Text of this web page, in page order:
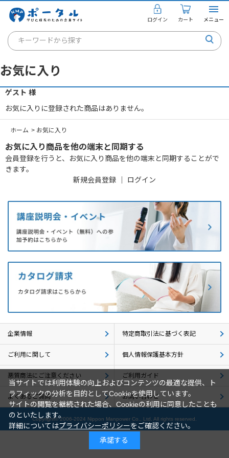
ログイン カート メニュー
キーワードから探す
通信講座
キャリアコンサルタント
書籍・教材
講座を探す
お知らせ
ご利用ガイド
個人のお客様
企業情報
採用情報
閉じる
お気に入り
ゲスト 様
お気に入りに登録された商品はありません。
ホーム > お気に入り
お気に入り商品を他の端末と同期する
会員登録を行うと、お気に入り商品を他の端末と同期することがで
きます。
新規会員登録
ログイン
企業情報 特定商取引法に基づく表記
ご利用に関して 個人情報保護基本方針
悪質商法にご注意ください ご利用ガイド
よくあるご質問 お問い合わせ
Copyright© 2006-2024 Nippon Manpower Co., Ltd. All rights reserved.
当サイトでは利用体験の向上およびコンテンツの最適な提供、ト
ラフィックの分析を目的としてCookieを使用しています。
サイトの閲覧を継続された場合、Cookieの利用に同意したことも
のといたします。
詳細についてはプライバシーポリシーをご確認ください。
承諾する